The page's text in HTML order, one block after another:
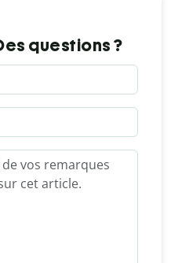
questions ?